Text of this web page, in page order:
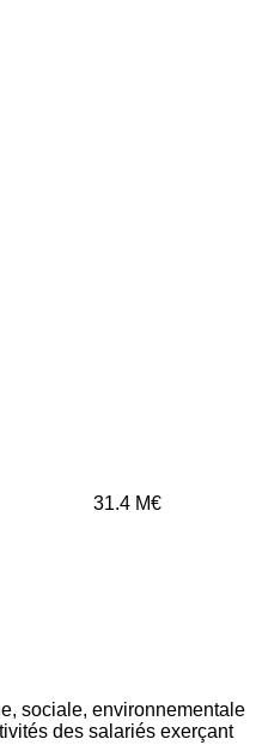
31.4 M€
sociale, environnementale
des salariés exerçant